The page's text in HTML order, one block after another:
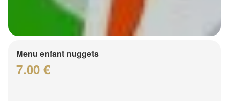
Menu enfant nuggets
7.00 €